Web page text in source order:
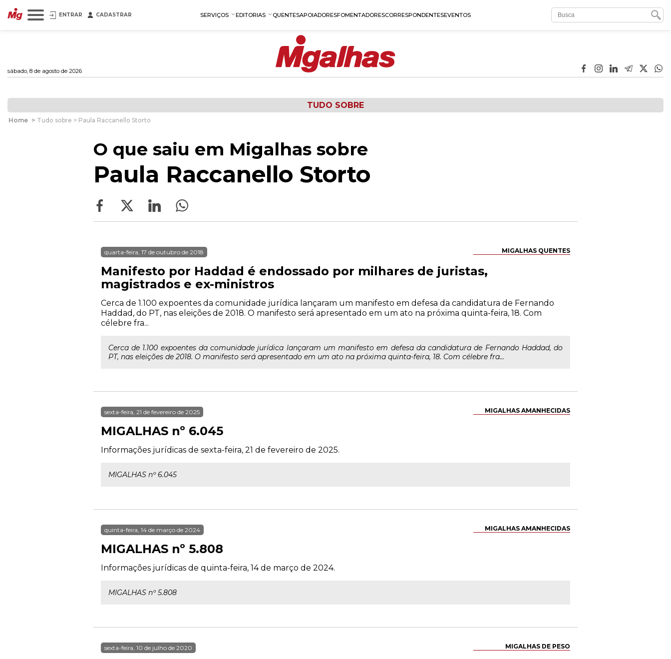
ENTRAR CADASTRAR SERVIÇOS EDITORIAS QUENTESAPOIADORESFOMENTADORESCORRESPONDENTESEVENTOS
sábado, 8 de agosto de 2026
TUDO SOBRE
Home > Tudo sobre > Paula Raccanello Storto
O que saiu em Migalhas sobre
Paula Raccanello Storto
MIGALHAS QUENTES
quarta-feira, 17 de outubro de 2018
Manifesto por Haddad é endossado por milhares de juristas,
magistrados e ex-ministros
Cerca de 1.100 expoentes da comunidade jurídica lançaram um manifesto em defesa da candidatura de Fernando
Haddad, do PT, nas eleições de 2018. O manifesto será apresentado em um ato na próxima quinta-feira, 18. Com
célebre fra...
Cerca de 1.100 expoentes da comunidade jurídica lançaram um manifesto em defesa da candidatura de Fernando Haddad, do
PT, nas eleições de 2018. O manifesto será apresentado em um ato na próxima quinta-feira, 18. Com célebre fra...
MIGALHAS AMANHECIDAS
sexta-feira, 21 de fevereiro de 2025
MIGALHAS nº 6.045
Informações jurídicas de sexta-feira, 21 de fevereiro de 2025.
MIGALHAS nº 6.045
MIGALHAS AMANHECIDAS
quinta-feira, 14 de março de 2024
MIGALHAS nº 5.808
Informações jurídicas de quinta-feira, 14 de março de 2024.
MIGALHAS nº 5.808
MIGALHAS DE PESO
sexta-feira, 10 de julho de 2020